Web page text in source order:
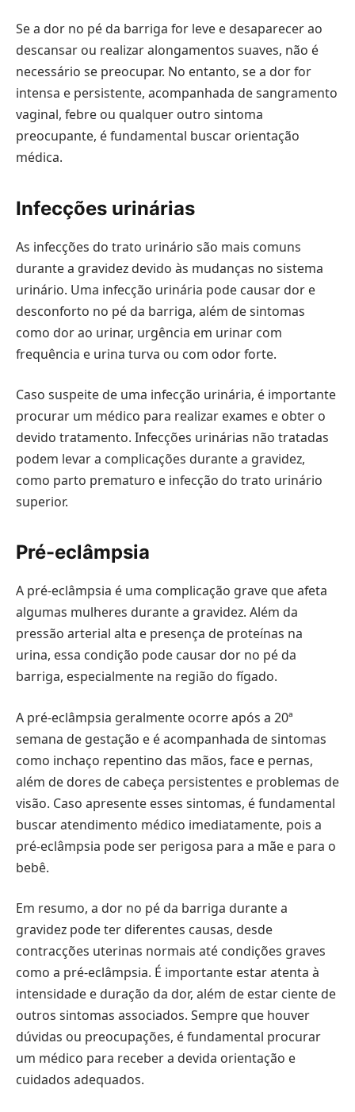
Se a dor no pé da barriga for leve e desaparecer ao
descansar ou realizar alongamentos suaves, não é
necessário se preocupar. No entanto, se a dor for
intensa e persistente, acompanhada de sangramento
vaginal, febre ou qualquer outro sintoma
preocupante, é fundamental buscar orientação
médica.
Infecções urinárias
As infecções do trato urinário são mais comuns
durante a gravidez devido às mudanças no sistema
urinário. Uma infecção urinária pode causar dor e
desconforto no pé da barriga, além de sintomas
como dor ao urinar, urgência em urinar com
frequência e urina turva ou com odor forte.
Caso suspeite de uma infecção urinária, é importante
procurar um médico para realizar exames e obter o
devido tratamento. Infecções urinárias não tratadas
podem levar a complicações durante a gravidez,
como parto prematuro e infecção do trato urinário
superior.
Pré-eclâmpsia
A pré-eclâmpsia é uma complicação grave que afeta
algumas mulheres durante a gravidez. Além da
pressão arterial alta e presença de proteínas na
urina, essa condição pode causar dor no pé da
barriga, especialmente na região do fígado.
A pré-eclâmpsia geralmente ocorre após a 20ª
semana de gestação e é acompanhada de sintomas
como inchaço repentino das mãos, face e pernas,
além de dores de cabeça persistentes e problemas de
visão. Caso apresente esses sintomas, é fundamental
buscar atendimento médico imediatamente, pois a
pré-eclâmpsia pode ser perigosa para a mãe e para o
bebê.
Em resumo, a dor no pé da barriga durante a
gravidez pode ter diferentes causas, desde
contracções uterinas normais até condições graves
como a pré-eclâmpsia. É importante estar atenta à
intensidade e duração da dor, além de estar ciente de
outros sintomas associados. Sempre que houver
dúvidas ou preocupações, é fundamental procurar
um médico para receber a devida orientação e
cuidados adequados.